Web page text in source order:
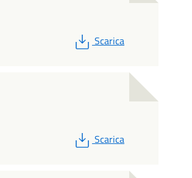
PDF
Scarica
PDF
Scarica